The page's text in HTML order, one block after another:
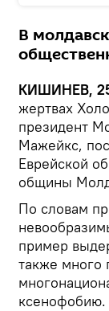
В
КИШИНЕВ,
жертвах
президент
Мажейкс,
Еврейской
общины
По словам
пример
также много
ксенофобию.